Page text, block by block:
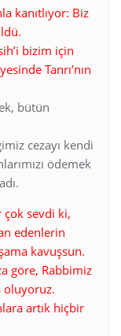
kanıtlıyor: Biz
bizim için
Tanrı’nın
bütün
cezayı kendi
ödemek
çok sevdi ki,
edenlerin
kavuşsun.
göre, Rabbimiz
oluyoruz.
artık hiçbir